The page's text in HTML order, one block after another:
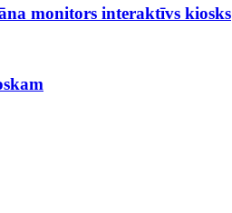
monitors interaktīvs kiosks